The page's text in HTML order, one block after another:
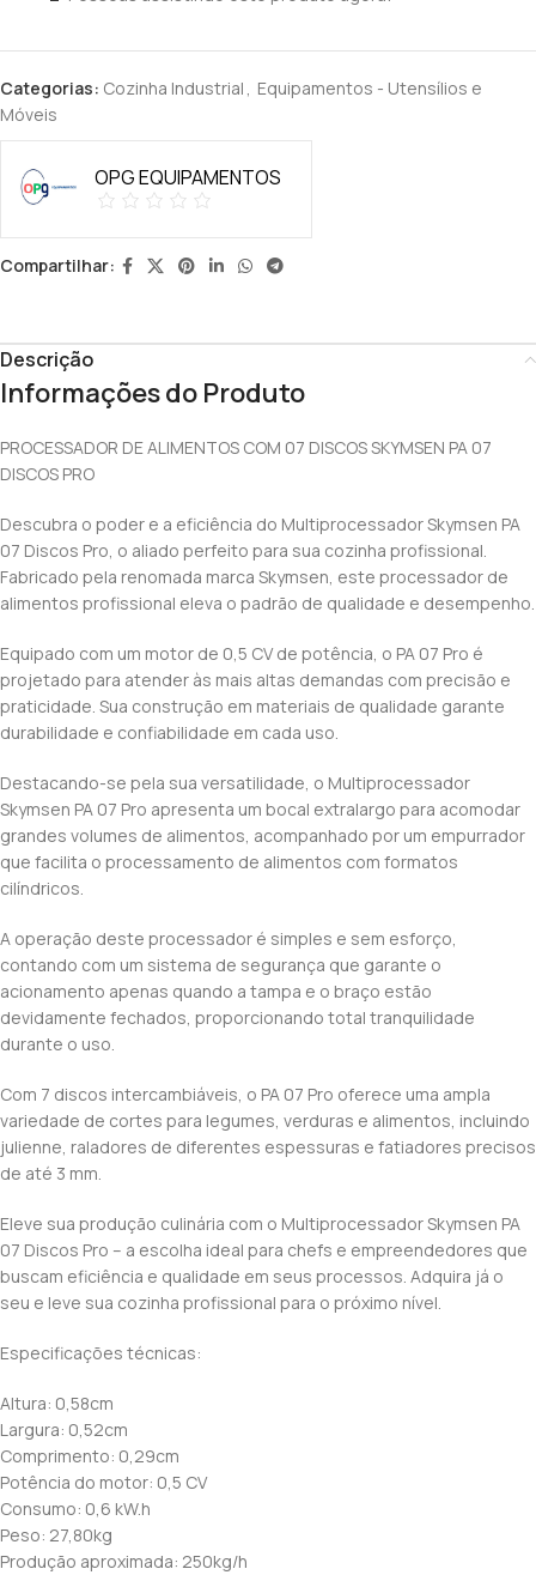
Categorias: Cozinha Industrial
Equipamentos - Utensílios e
Móveis
OPG EQUIPAMENTOS
Compartilhar:
Descrição
Informações do Produto
PROCESSADOR DE ALIMENTOS COM 07 DISCOS SKYMSEN PA 07
DISCOS PRO
Descubra o poder e a eficiência do Multiprocessador Skymsen PA
07 Discos Pro, o aliado perfeito para sua cozinha profissional.
Fabricado pela renomada marca Skymsen, este processador de
alimentos profissional eleva o padrão de qualidade e desempenho.
Equipado com um motor de 0,5 CV de potência, o PA 07 Pro é
projetado para atender às mais altas demandas com precisão e
praticidade. Sua construção em materiais de qualidade garante
durabilidade e confiabilidade em cada uso.
Destacando-se pela sua versatilidade, o Multiprocessador
Skymsen PA 07 Pro apresenta um bocal extralargo para acomodar
grandes volumes de alimentos, acompanhado por um empurrador
que facilita o processamento de alimentos com formatos
cilíndricos.
A operação deste processador é simples e sem esforço,
contando com um sistema de segurança que garante o
acionamento apenas quando a tampa e o braço estão
devidamente fechados, proporcionando total tranquilidade
durante o uso.
Com 7 discos intercambiáveis, o PA 07 Pro oferece uma ampla
variedade de cortes para legumes, verduras e alimentos, incluindo
julienne, raladores de diferentes espessuras e fatiadores precisos
de até 3 mm.
Eleve sua produção culinária com o Multiprocessador Skymsen PA
07 Discos Pro – a escolha ideal para chefs e empreendedores que
buscam eficiência e qualidade em seus processos. Adquira já o
seu e leve sua cozinha profissional para o próximo nível.
Especificações técnicas:
Altura: 0,58cm
Largura: 0,52cm
Comprimento: 0,29cm
Potência do motor: 0,5 CV
Consumo: 0,6 kW.h
Peso: 27,80kg
Produção aproximada: 250kg/h